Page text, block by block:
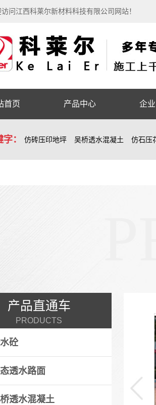
问江西科莱尔新材料科技有限公司网站！
首页 产品中心 企
： 仿砖压印地坪 吴桥透水混凝土 仿石压
产品直通车
PRODUCTS
砼
透水路面
透水混凝土
印地坪
用途压花地坪具有美观、不褪色、质地坚
、耐...
详情 +